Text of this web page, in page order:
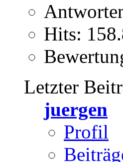
Hits:
Letzter
juergen
Profil